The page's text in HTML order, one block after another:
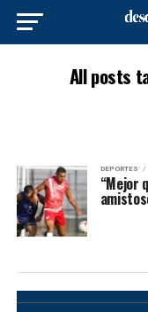
All posts
DEPORTES
“Mejor